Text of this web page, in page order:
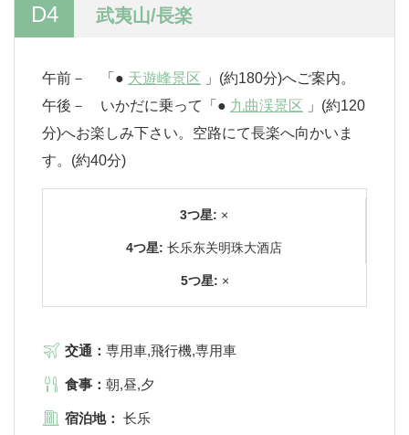
D4 武夷山/長楽
午前－ 「● 天遊峰景区 」(約180分)へご案内。
午後－ いかだに乗って「● 九曲渓景区 」(約120
分)へお楽しみ下さい。空路にて長楽へ向かいま
す。(約40分)
3つ星: ×
4つ星: 长乐东关明珠大酒店
5つ星: ×
交通： 専用車,飛行機,専用車
食事： 朝,昼,夕
宿泊地： 长乐